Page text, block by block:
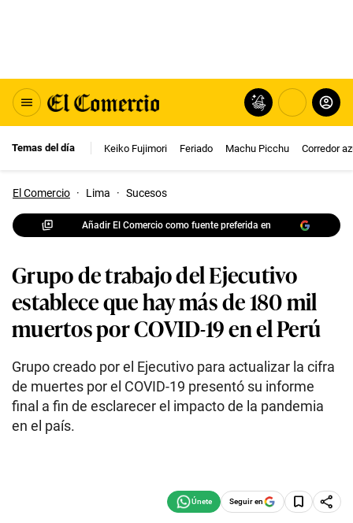
Temas del día Keiko Fujimori Feriado Machu Picchu Corredor
El Comercio · Lima · Sucesos
Añadir El Comercio como fuente preferida en
Grupo de trabajo del Ejecutivo
establece que hay más de 180 mil
muertos por COVID-19 en el Perú
Grupo creado por el Ejecutivo para actualizar la cifra
de muertes por el COVID-19 presentó su informe
final a fin de esclarecer el impacto de la pandemia
en el país.
Seguir en